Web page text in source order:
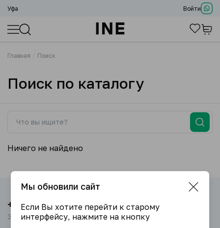
Уфа Войти
Главная Поиск
Поиск по каталогу
Ничего не найдено
+7 (917) 464-33-33
Звоните с 09:00 до 18:00
Мы обновили сайт
Если Вы хотите перейти к старому
интерфейсу, нажмите на кнопку